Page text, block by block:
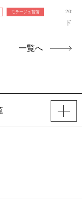
モラージュ菖蒲
ドキ
一覧へ